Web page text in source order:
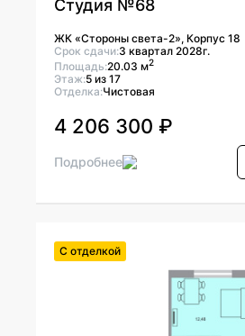
Студия №68
ЖК «Стороны света-2», Корпус 18
Срок сдачи:3 квартал 2028г.
Площадь:20.03 м2
Этаж:5 из 17
Отделка:Чистовая
4 206 300 ₽
Подробнее
С отделкой